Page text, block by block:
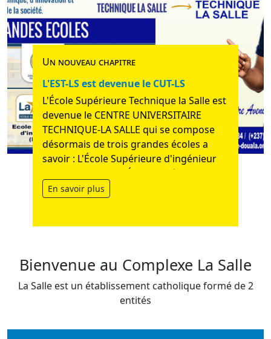
Un nouveau chapitre
L'EST-LS est devenue le CUT-LS
L'École Supérieure Technique la Salle est
devenue le CENTRE UNIVERSITAIRE
TECHNIQUE-LA SALLE qui se compose
désormais de trois grandes écoles a
savoir : L'École Supérieure d'ingénieur
La Salle (l'ESI-LS), l'École Supérieure de
Gestion et de Management La Salle
(l'ESGM-LS et l'École Supérieure des
En savoir plus
Bienvenue au Complexe La Salle
La Salle est un établissement catholique formé de 2
entités